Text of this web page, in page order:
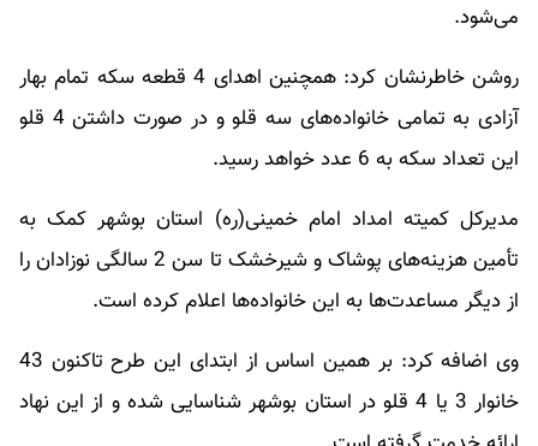
می‌شود.
روشن خاطرنشان کرد: همچنین اهدای 4 قطعه سکه تمام بهار
آزادی به تمامی خانواده‌های سه قلو و در صورت داشتن 4 قلو
این تعداد سکه به 6 عدد خواهد رسید.
مدیرکل کمیته امداد امام خمینی(ره) استان بوشهر کمک به
تأمین ‌هزینه‌های پوشاک و شیرخشک تا سن 2 سالگی نوزادان را
از دیگر مساعدت‌ها به این خانواده‌ها اعلام کرده است.
وی اضافه کرد: بر همین اساس از ابتدای این طرح تاکنون 43
خانوار 3 یا 4 قلو در استان بوشهر شناسایی شده و از این نهاد